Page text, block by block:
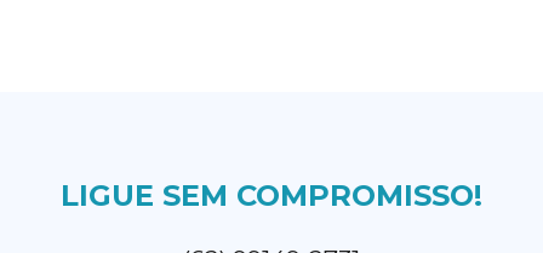
LIGUE SEM COMPROMISSO!